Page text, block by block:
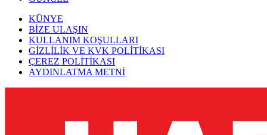
KÜNYE
BİZE ULAŞIN
KULLANIM KOŞULLARI
GİZLİLİK VE KVK POLİTİKASI
ÇEREZ POLİTİKASI
AYDINLATMA METNİ